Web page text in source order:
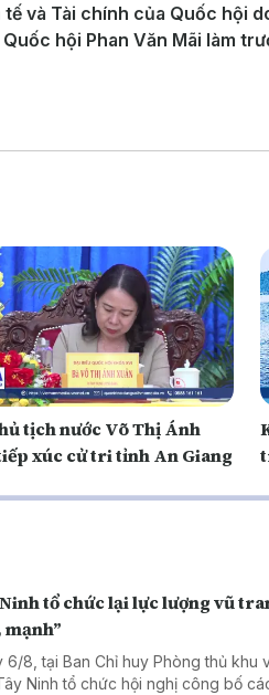
và Tài chính của Quốc hội
hội Phan Văn Mãi làm
tịch nước Võ Thị Ánh
xúc cử tri tỉnh An Giang
tổ chức lại lực lượng vũ
mạnh”
6/8, tại Ban Chỉ huy Phòng thủ khu
Ninh tổ chức hội nghị công bố